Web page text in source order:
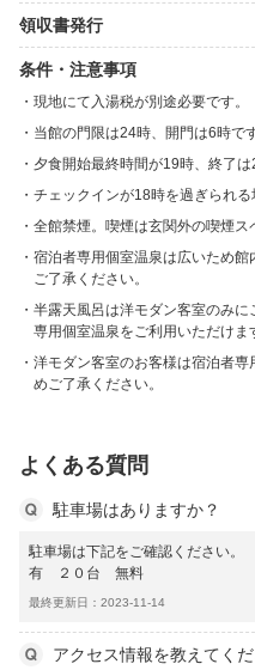
領収書発行
条件・注意事項
現地にて入湯税が別途必要です。
当館の門限は24時、開門は6時です
夕食開始最終時間が19時、終了は
チェックインが18時を過ぎられる
全館禁煙。喫煙は玄関外の喫煙ス
宿泊者専用個室温泉は広いため
ご了承ください。
半露天風呂は洋モダン客室のみ
専用個室温泉をご利用いただけま
洋モダン客室のお客様は宿泊者
めご了承ください。
よくある質問
駐車場はありますか？
駐車場は下記をご確認ください。
有 ２０台 無料
最終更新日：2023-11-14
アクセス情報を教えてくだ